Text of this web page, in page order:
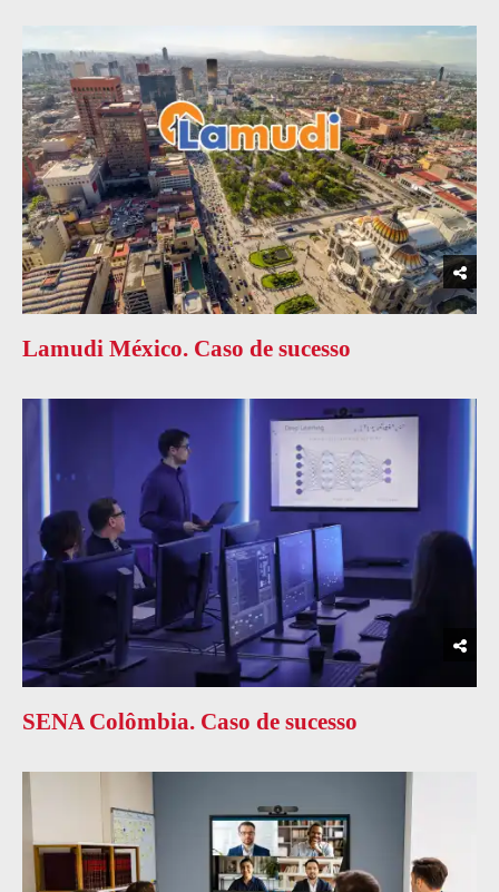
Lamudi México. Caso de sucesso
SENA Colômbia. Caso de sucesso